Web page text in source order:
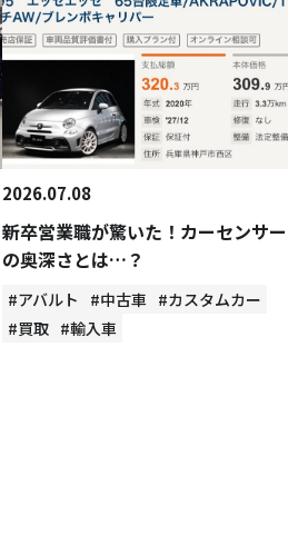
2026.07.08
新卒営業職が驚いた！カーセンサー
の奥深さとは…？
#アバルト #中古車 #カスタムカー
#買取 #輸入車